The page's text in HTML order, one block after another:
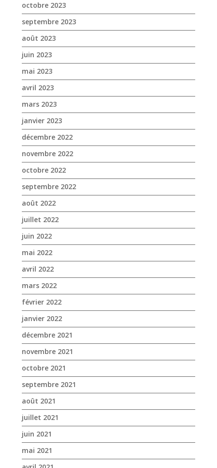
avril 2023
mars 2023
janvier 2023
décembre 2022
novembre 2022
octobre 2022
septembre 2022
août 2022
juillet 2022
juin 2022
mai 2022
avril 2022
mars 2022
février 2022
janvier 2022
décembre 2021
novembre 2021
octobre 2021
septembre 2021
août 2021
juillet 2021
juin 2021
mai 2021
avril 2021
mars 2021
février 2021
janvier 2021
novembre 2020